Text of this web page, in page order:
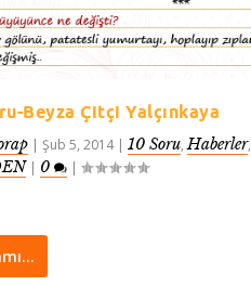
Beyza Çitçi Yalçınkaya
|Şub 5, 2014|10 Soru,Haberler,
| 0 |